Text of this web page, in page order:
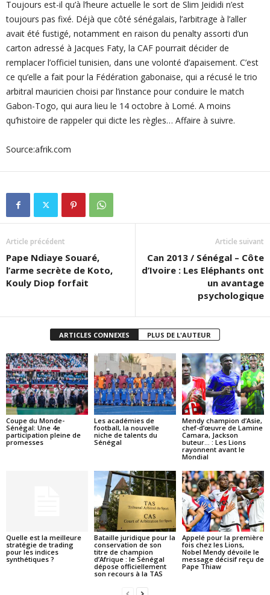
Toujours est-il qu’à l’heure actuelle le sort de Slim Jeididi n’est
toujours pas fixé. Déjà que côté sénégalais, l’arbitrage à l’aller
avait été fustigé, notamment en raison du penalty assorti d’un
carton adressé à Jacques Faty, la CAF pourrait décider de
remplacer l’officiel tunisien, dans une volonté d’apaisement. C’est
ce qu’elle a fait pour la Fédération gabonaise, qui a récusé le trio
arbitral mauricien choisi par l’instance pour conduire le match
Gabon-Togo, qui aura lieu le 14 octobre à Lomé. A moins
qu’histoire de rappeler qui dicte les règles… Affaire à suivre.
Source:afrik.com
Article précédent
Pape Ndiaye Souaré,
l’arme secrète de Koto,
Kouly Diop forfait
Article suivant
Can 2013 / Sénégal – Côte
d’Ivoire : Les Eléphants ont
un avantage
psychologique
ARTICLES CONNEXES PLUS DE L'AUTEUR
Coupe du Monde-
Sénégal: Une 4e
participation pleine de
promesses
Les académies de
football, la nouvelle
niche de talents du
Sénégal
Mendy champion d’Asie,
chef-d’œuvre de Lamine
Camara, Jackson
buteur… : Les Lions
rayonnent avant le
Mondial
Quelle est la meilleure
stratégie de trading
pour les indices
synthétiques ?
Bataille juridique pour la
conservation de son
titre de champion
d’Afrique : le Sénégal
dépose officiellement
son recours à la TAS
Appelé pour la première
fois chez les Lions,
Nobel Mendy dévoile le
message décisif reçu de
Pape Thiaw